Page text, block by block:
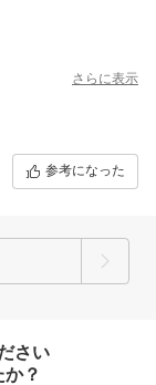
さらに表示
参考になった
さい
？